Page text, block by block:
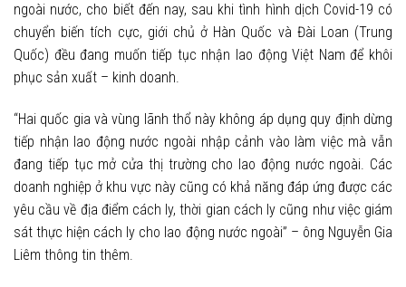
ngoài nước, cho biết đến nay, sau khi tình hình dịch Covid-19 có
chuyển biến tích cực, giới chủ ở Hàn Quốc và Đài Loan (Trung
Quốc) đều đang muốn tiếp tục nhận lao động Việt Nam để khôi
phục sản xuất – kinh doanh.
“Hai quốc gia và vùng lãnh thổ này không áp dụng quy định dừng
tiếp nhận lao động nước ngoài nhập cảnh vào làm việc mà vẫn
đang tiếp tục mở cửa thị trường cho lao động nước ngoài. Các
doanh nghiệp ở khu vực này cũng có khả năng đáp ứng được các
yêu cầu về địa điểm cách ly, thời gian cách ly cũng như việc giám
sát thực hiện cách ly cho lao động nước ngoài” – ông Nguyễn Gia
Liêm thông tin thêm.